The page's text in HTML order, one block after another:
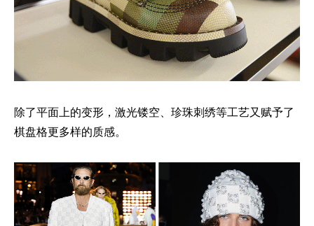
除了平面上的变形，激光镂空、珍珠刺绣等工艺又赋予了
棋盘格更多样的质感。